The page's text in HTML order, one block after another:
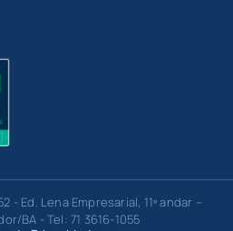
- Ed. Lena Empresarial, 11º andar –
BA - Tel: 71 3616-1055